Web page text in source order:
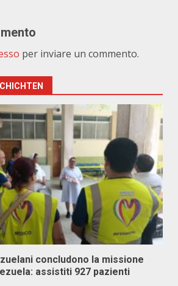
per inviare un commento.
concludono la missione
assistiti 927 pazienti